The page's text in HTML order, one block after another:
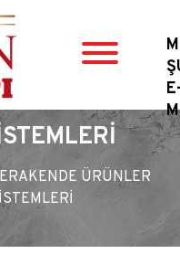
ÜRÜNLER